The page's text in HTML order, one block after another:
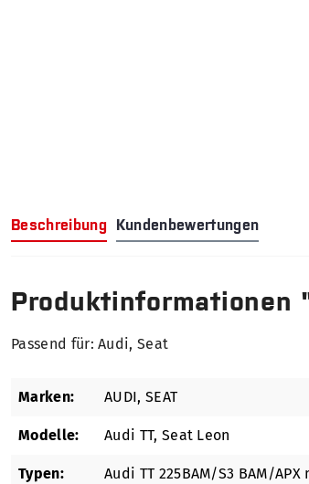
Beschreibung Kundenbewertungen
Produktinformationen
Passend für: Audi, Seat
Marken: AUDI, SEAT
Modelle: Audi TT, Seat Leon
Typen: Audi TT 225BAM/S3 BAM/APX